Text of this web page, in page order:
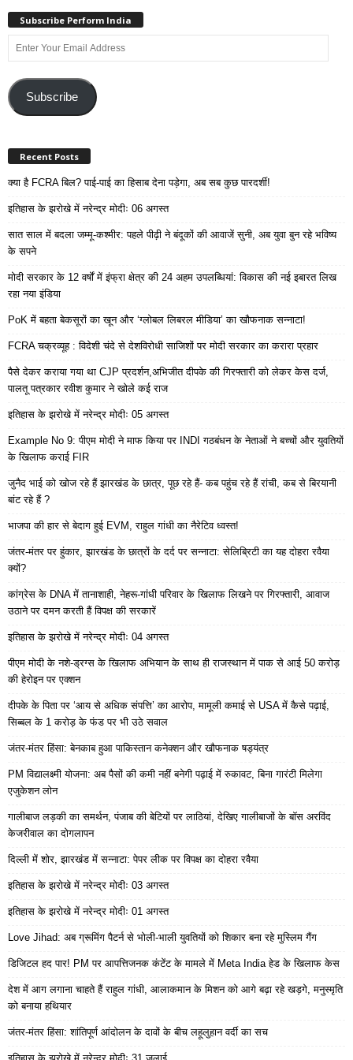
Subscribe Perform India
Enter
Your
AddressSubscribe
Recent Posts
क्या है FCRA बिल? पाई-पाई का हिसाब देना पड़ेगा, अब सब कुछ पारदर्शी!
इतिहास के झरोखे में नरेन्द्र मोदीः 06 अगस्त
सात साल में बदला जम्मू-कश्मीर: पहले पीढ़ी ने बंदूकों की आवाजें सुनी, अब युवा बुन रहे भविष्य
के सपने
मोदी सरकार के 12 वर्षों में इंफ्रा क्षेत्र की 24 अहम उपलब्धियां: विकास की नई इबारत लिख
रहा नया इंडिया
PoK में बहता बेकसूरों का खून और ‘ग्लोबल लिबरल मीडिया’ का खौफनाक सन्नाटा!
FCRA चक्रव्यूह : विदेशी चंदे से देशविरोधी साजिशों पर मोदी सरकार का करारा प्रहार
पैसे देकर कराया गया था CJP प्रदर्शन,अभिजीत दीपके की गिरफ्तारी को लेकर केस दर्ज,
पालतू पत्रकार रवीश कुमार ने खोले कई राज
इतिहास के झरोखे में नरेन्द्र मोदीः 05 अगस्त
Example No 9: पीएम मोदी ने माफ किया पर INDI गठबंधन के नेताओं ने बच्चों और युवतियों
के खिलाफ कराई FIR
जुनैद भाई को खोज रहे हैं झारखंड के छात्र, पूछ रहे हैं- कब पहुंच रहे हैं रांची, कब से बिरयानी
बांट रहे हैं ?
भाजपा की हार से बेदाग हुई EVM, राहुल गांधी का नैरेटिव ध्वस्त!
जंतर-मंतर पर हुंकार, झारखंड के छात्रों के दर्द पर सन्नाटा: सेलिब्रिटी का यह दोहरा रवैया
क्यों?
कांग्रेस के DNA में तानाशाही, नेहरू-गांधी परिवार के खिलाफ लिखने पर गिरफ्तारी, आवाज
उठाने पर दमन करती हैं विपक्ष की सरकारें
इतिहास के झरोखे में नरेन्द्र मोदीः 04 अगस्त
पीएम मोदी के नशे-ड्रग्स के खिलाफ अभियान के साथ ही राजस्थान में पाक से आई 50 करोड़
की हेरोइन पर एक्शन
दीपके के पिता पर ‘आय से अधिक संपत्ति’ का आरोप, मामूली कमाई से USA में कैसे पढ़ाई,
सिब्बल के 1 करोड़ के फंड पर भी उठे सवाल
जंतर-मंतर हिंसा: बेनकाब हुआ पाकिस्तान कनेक्शन और खौफनाक षड्यंत्र
PM विद्यालक्ष्मी योजना: अब पैसों की कमी नहीं बनेगी पढ़ाई में रुकावट, बिना गारंटी मिलेगा
एजुकेशन लोन
गालीबाज लड़की का समर्थन, पंजाब की बेटियों पर लाठियां, देखिए गालीबाजों के बॉस अरविंद
केजरीवाल का दोगलापन
दिल्ली में शोर, झारखंड में सन्नाटा: पेपर लीक पर विपक्ष का दोहरा रवैया
इतिहास के झरोखे में नरेन्द्र मोदीः 03 अगस्त
इतिहास के झरोखे में नरेन्द्र मोदीः 01 अगस्त
Love Jihad: अब ग्रूमिंग पैटर्न से भोली-भाली युवतियों को शिकार बना रहे मुस्लिम गैंग
डिजिटल हद पार! PM पर आपत्तिजनक कंटेंट के मामले में Meta India हेड के खिलाफ केस
देश में आग लगाना चाहते हैं राहुल गांधी, आलाकमान के मिशन को आगे बढ़ा रहे खड़गे, मनुस्मृति
को बनाया हथियार
जंतर-मंतर हिंसा: शांतिपूर्ण आंदोलन के दावों के बीच लहूलुहान वर्दी का सच